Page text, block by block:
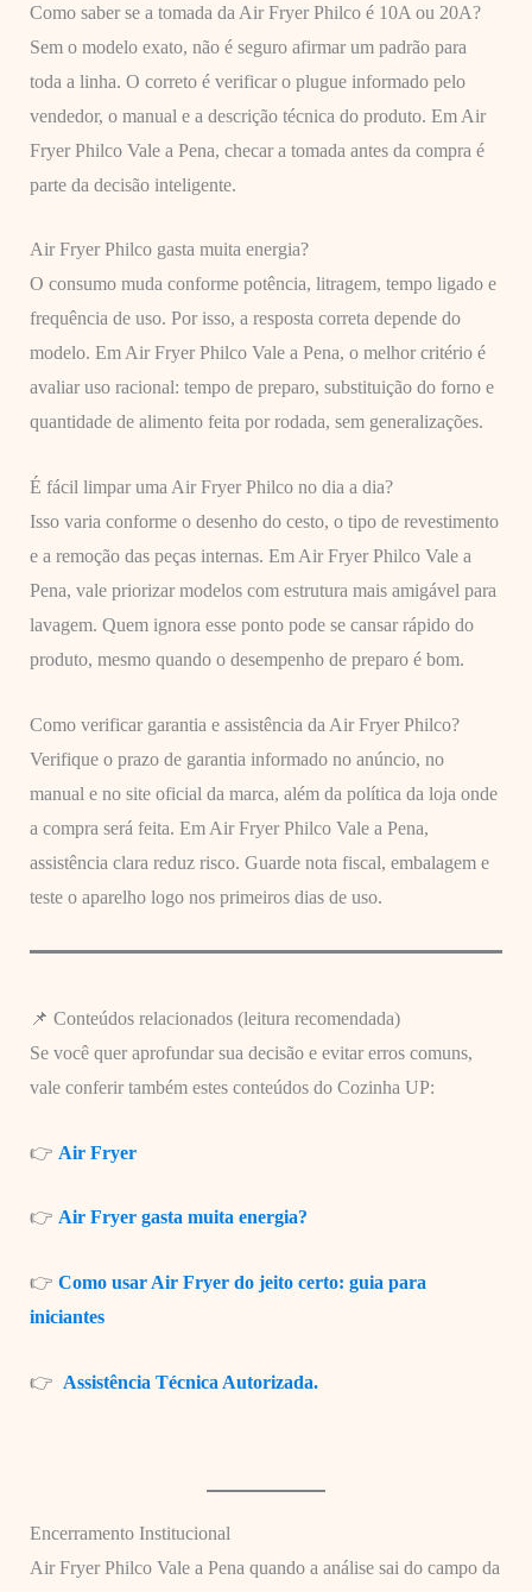
Como saber se a tomada da Air Fryer Philco é 10A ou 20A?
Sem o modelo exato, não é seguro afirmar um padrão para
toda a linha. O correto é verificar o plugue informado pelo
vendedor, o manual e a descrição técnica do produto. Em Air
Fryer Philco Vale a Pena, checar a tomada antes da compra é
parte da decisão inteligente.
Air Fryer Philco gasta muita energia?
O consumo muda conforme potência, litragem, tempo ligado e
frequência de uso. Por isso, a resposta correta depende do
modelo. Em Air Fryer Philco Vale a Pena, o melhor critério é
avaliar uso racional: tempo de preparo, substituição do forno e
quantidade de alimento feita por rodada, sem generalizações.
É fácil limpar uma Air Fryer Philco no dia a dia?
Isso varia conforme o desenho do cesto, o tipo de revestimento
e a remoção das peças internas. Em Air Fryer Philco Vale a
Pena, vale priorizar modelos com estrutura mais amigável para
lavagem. Quem ignora esse ponto pode se cansar rápido do
produto, mesmo quando o desempenho de preparo é bom.
Como verificar garantia e assistência da Air Fryer Philco?
Verifique o prazo de garantia informado no anúncio, no
manual e no site oficial da marca, além da política da loja onde
a compra será feita. Em Air Fryer Philco Vale a Pena,
assistência clara reduz risco. Guarde nota fiscal, embalagem e
teste o aparelho logo nos primeiros dias de uso.
📌 Conteúdos relacionados (leitura recomendada)
Se você quer aprofundar sua decisão e evitar erros comuns,
vale conferir também estes conteúdos do Cozinha UP:
👉 Air Fryer
👉 Air Fryer gasta muita energia?
👉 Como usar Air Fryer do jeito certo: guia para
iniciantes
👉 Assistência Técnica Autorizada.
Encerramento Institucional
Air Fryer Philco Vale a Pena quando a análise sai do campo da